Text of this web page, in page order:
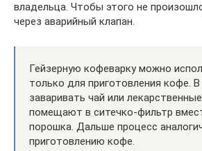
владельца. Чтобы этого не
через аварийный клапан.
Гейзерную кофеварку можно
только для приготовления кофе.
заваривать чай или
помещают в ситечко-фильтр
порошка. Дальше процесс
приготовлению кофе.